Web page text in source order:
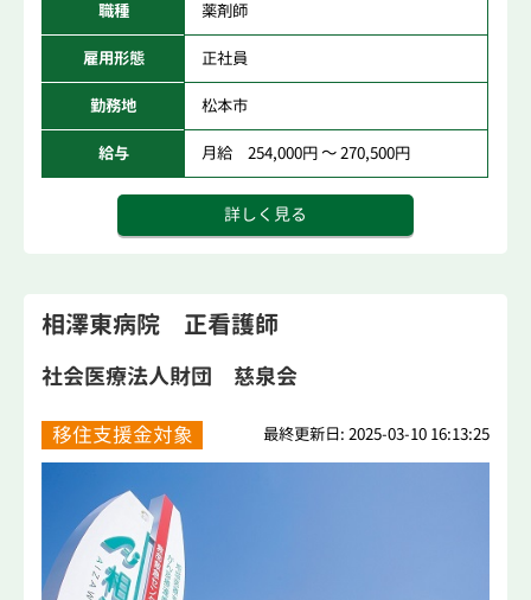
職種 薬剤師
雇用形態 正社員
勤務地 松本市
給与 月給 254,000円 ～ 270,500円
詳しく見る
相澤東病院 正看護師
社会医療法人財団 慈泉会
移住支援金対象 最終更新日: 2025-03-10 16:13:25